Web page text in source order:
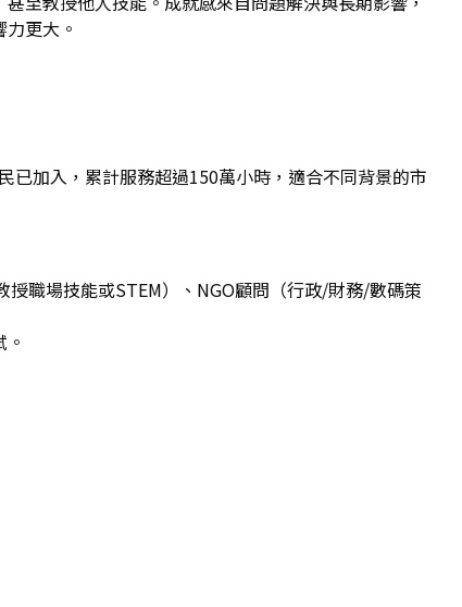
更大。
加入，累計服務超過150萬小時，適合不同背景的市
職場技能或STEM）、NGO顧問（行政/財務/數碼策